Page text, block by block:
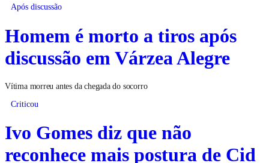
Após discussão
Homem é morto a tiros após
discussão em Várzea Alegre
Vítima morreu antes da chegada do socorro
Criticou
Ivo Gomes diz que não
reconhece mais postura de Cid